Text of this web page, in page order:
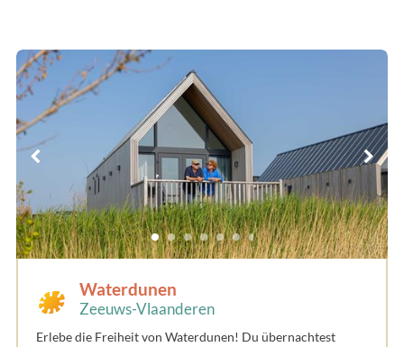
Waterdunen
Zeeuws-Vlaanderen
Erlebe die Freiheit von Waterdunen! Du übernachtest